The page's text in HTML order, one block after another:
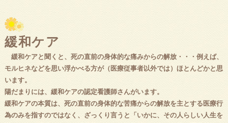
緩和ケア
緩和ケアと聞くと、死の直前の身体的な痛みからの解放・・・例えば、
モルヒネなどを思い浮かべる方が（医療従事者以外では）ほとんどかと思
います。
陽だまりには、緩和ケアの認定看護師さんがいます。
緩和ケアの本質は、死の直前の身体的な苦痛からの解放を主とする医療行
為のみを指すのではなく、ざっくり言うと「いかに、その人らしい人生を